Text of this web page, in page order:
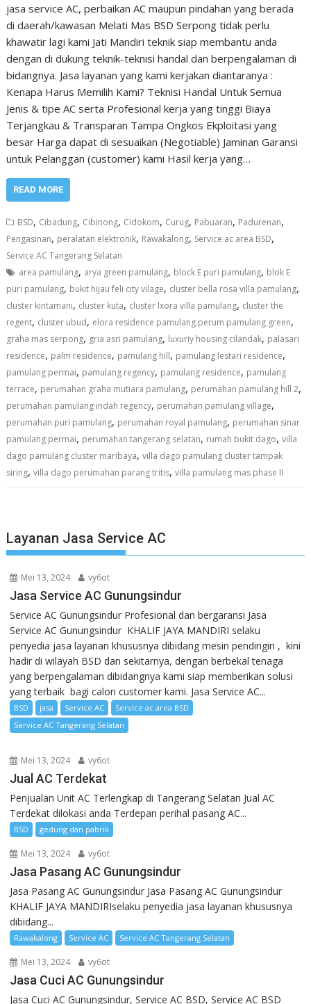
jasa service AC, perbaikan AC maupun pindahan yang berada
di daerah/kawasan Melati Mas BSD Serpong tidak perlu
khawatir lagi kami Jati Mandiri teknik siap membantu anda
dengan di dukung teknik-teknisi handal dan berpengalaman di
bidangnya. Jasa layanan yang kami kerjakan diantaranya :
Kenapa Harus Memilih Kami? Teknisi Handal Untuk Semua
Jenis & tipe AC serta Profesional kerja yang tinggi Biaya
Terjangkau & Transparan Tampa Ongkos Ekploitasi yang
besar Harga dapat di sesuaikan (Negotiable) Jaminan Garansi
untuk Pelanggan (customer) kami Hasil kerja yang…
READ MORE
BSD, Cibadung, Cibinong, Cidokom, Curug, Pabuaran, Padurenan,
Pengasinan, peralatan elektronik, Rawakalong, Service ac area BSD,
Service AC Tangerang Selatan
area pamulang, arya green pamulang, block E puri pamulang, blok E
puri pamulang, bukit hijau feli city vilage, cluster bella rosa villa pamulang,
cluster kintamani, cluster kuta, cluster lxora villa pamulang, cluster the
regent, cluster ubud, elora residence pamulang.perum pamulang green,
graha mas serpong, gria asri pamulang, luxuriy housing cilandak, palasari
residence, palm residence, pamulang hill, pamulang lestari residence,
pamulang permai, pamulang regency, pamulang residence, pamulang
terrace, perumahan graha mutiara pamulang, perumahan pamulang hill 2,
perumahan pamulang indah regency, perumahan pamulang village,
perumahan puri pamulang, perumahan royal pamulang, perumahan sinar
pamulang permai, perumahan tangerang selatan, rumah bukit dago,villa
dago pamulang cluster maribaya,villa dago pamulang cluster tampak
siring,villa dago perumahan parang tritis,villa pamulang mas phase II
Layanan Jasa Service AC
Mei 13, 2024 vy6ot
Jasa Service AC Gunungsindur
Service AC Gunungsindur Profesional dan bergaransi Jasa
Service AC Gunungsindur KHALIF JAYA MANDIRI selaku
penyedia jasa layanan khususnya dibidang mesin pendingin , kini
hadir di wilayah BSD dan sekitarnya, dengan berbekal tenaga
yang berpengalaman dibidangnya kami siap memberikan solusi
yang terbaik bagi calon customer kami. Jasa Service AC...
BSD jasa Service AC
Service ac area BSD
Service AC Tangerang Selatan
Mei 13, 2024 vy6ot
Jual AC Terdekat
Penjualan Unit AC Terlengkap di Tangerang Selatan Jual AC
Terdekat dilokasi anda Terdepan perihal pasang AC...
BSD gedung dan pabrik
Mei 13, 2024 vy6ot
Jasa Pasang AC Gunungsindur
Jasa Pasang AC Gunungsindur Jasa Pasang AC Gunungsindur
KHALIF JAYA MANDIRIselaku penyedia jasa layanan khususnya
dibidang...
Rawakalong Service AC Service AC Tangerang Selatan
Mei 13, 2024 vy6ot
Jasa Cuci AC Gunungsindur
Jasa Cuci AC Gunungsindur, Service AC BSD, Service AC BSD